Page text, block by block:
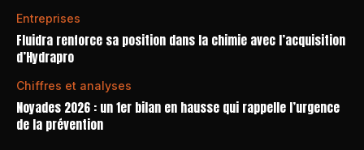
Entreprises
Fluidra renforce sa position dans la chimie avec l’acquisition
d’Hydrapro
Chiffres et analyses
Noyades 2026 : un 1er bilan en hausse qui rappelle l’urgence
de la prévention